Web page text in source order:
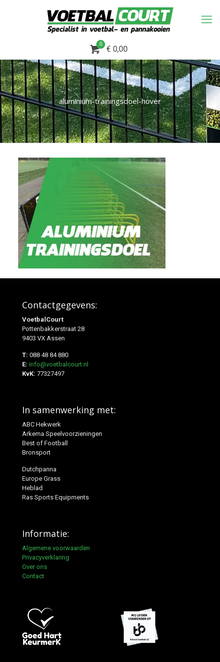
0
€ 0,00
aluminium-trainingsdoel-hover
Contactgegevens:
VoetbalCourt
Pottenbakkerstraat 28
9403 VX Assen
T: 088 48 84 880
E: info@voetbalcourt.nl
KvK: 77327497
In samenwerking met:
ABC Hekwerk
Arkema Speelvoorzieningen
Best of Football
Bronsport
Dutchpanna
Europe Grass
Heblad
Ras Sports Equipments
Informatie:
Algemene voorwaarden
Privacyverklaring
Over ons
Contact